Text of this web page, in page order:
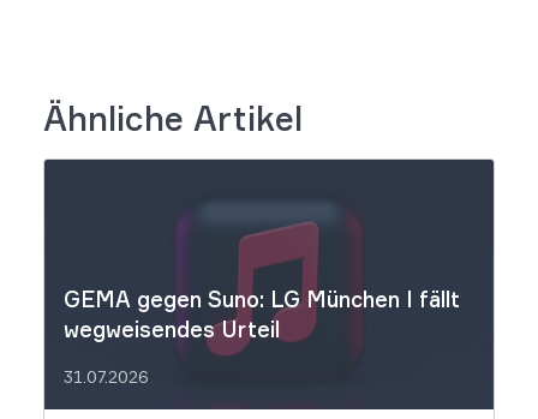
Ähnliche Artikel
GEMA gegen Suno: LG München I fällt
wegweisendes Urteil
31.07.2026